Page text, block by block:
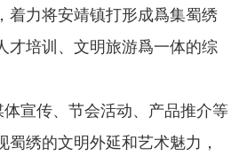
着力将安靖镇打形成爲集蜀绣
才培训、文明旅游爲一体的综
宣传、节会活动、产品推介等
蜀绣的文明外延和艺术魅力，